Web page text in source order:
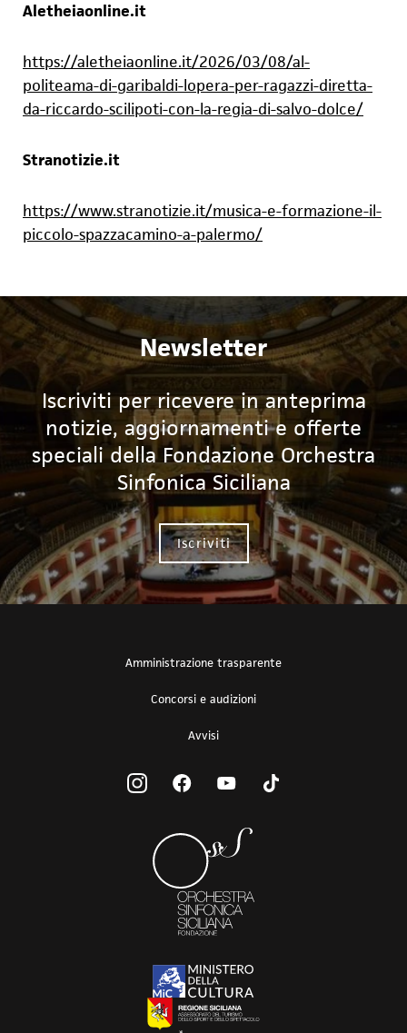
Aletheiaonline.it
https://aletheiaonline.it/2026/03/08/al-
politeama-di-garibaldi-lopera-per-ragazzi-diretta-
da-riccardo-scilipoti-con-la-regia-di-salvo-dolce/
Stranotizie.it
https://www.stranotizie.it/musica-e-formazione-il-
piccolo-spazzacamino-a-palermo/
Newsletter
Iscriviti per ricevere in anteprima
notizie, aggiornamenti e offerte
speciali della Fondazione Orchestra
Sinfonica Siciliana
Iscriviti
Amministrazione trasparente
Concorsi e audizioni
Avvisi